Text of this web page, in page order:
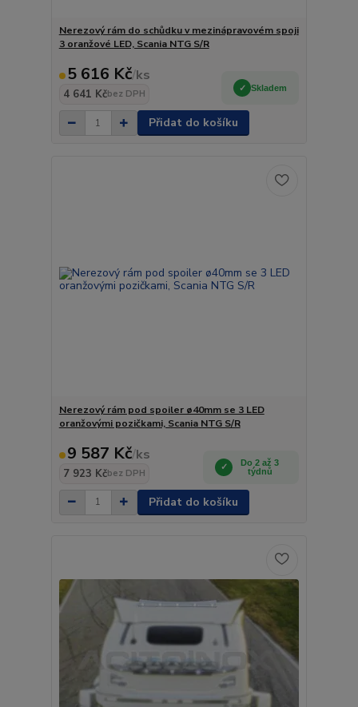
Nerezový rám do schůdku v mezinápravovém spoji
3 oranžové LED, Scania NTG S/R
5 616 Kč/ks
4 641 Kčbez DPH
Skladem
Přidat do košíku
Nerezový rám pod spoiler ø40mm se 3 LED
oranžovými pozičkami, Scania NTG S/R
9 587 Kč/ks
7 923 Kčbez DPH
Do 2 až 3
týdnů
Přidat do košíku